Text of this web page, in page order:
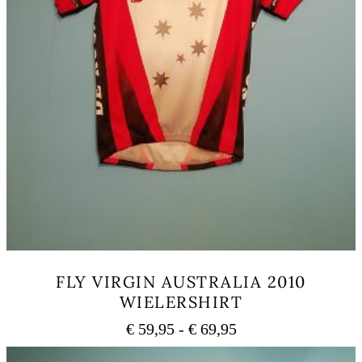
FLY VIRGIN AUSTRALIA 2010
WIELERSHIRT
€59,95 - €69,95Prijsklasse:
€ 59,95